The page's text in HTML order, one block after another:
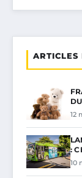
ARTICLES
12
:
10